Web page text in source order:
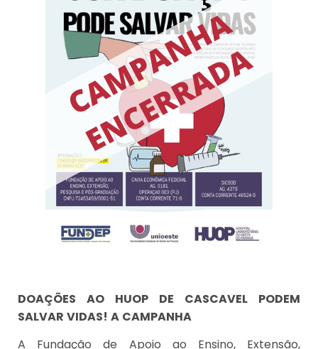
DOAÇÕES AO HUOP DE CASCAVEL PODEM
SALVAR VIDAS! A CAMPANHA
A Fundação de Apoio ao Ensino, Extensão,